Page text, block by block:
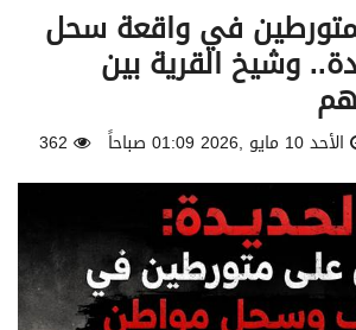
في واقعة سحل
وشيخ القرية بين
الأحد 10 مايو ,2026 01:09 صباحاً 362